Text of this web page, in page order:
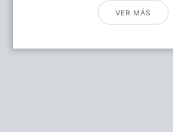
VER MÁS